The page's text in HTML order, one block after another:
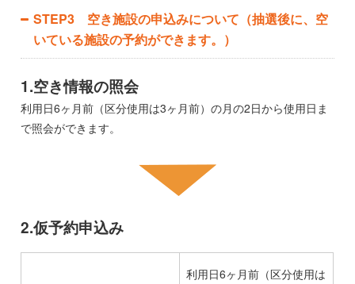
STEP3 空き施設の申込みについて（抽選後に、空
いている施設の予約ができます。）
1.空き情報の照会
利用日6ヶ月前（区分使用は3ヶ月前）の月の2日から使用日ま
で照会ができます。
2.仮予約申込み
利用日6ヶ月前（区分使用は